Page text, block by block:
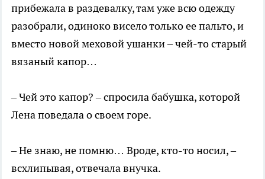
прибежала в раздевалку, там уже всю одежду
разобрали, одиноко висело только ее пальто, и
вместо новой меховой ушанки – чей-то старый
вязаный капор…
– Чей это капор? – спросила бабушка, которой
Лена поведала о своем горе.
– Не знаю, не помню… Вроде, кто-то носил, –
всхлипывая, отвечала внучка.